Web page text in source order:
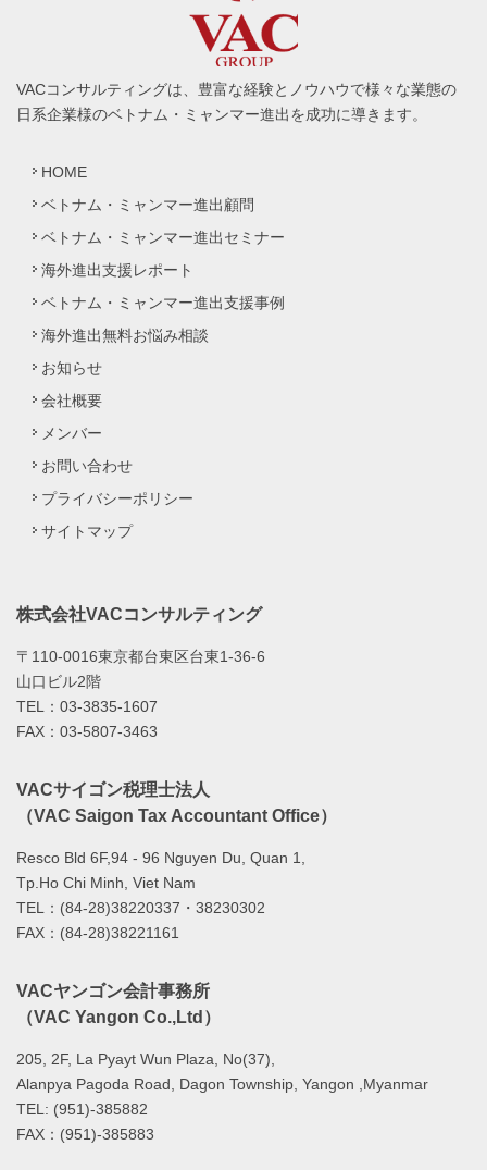
VACコンサルティングは、豊富な経験とノウハウで様々な業態の
日系企業様のベトナム・ミャンマー進出を成功に導きます。
HOME
ベトナム・ミャンマー進出顧問
ベトナム・ミャンマー進出セミナー
海外進出支援レポート
ベトナム・ミャンマー進出支援事例
海外進出無料お悩み相談
お知らせ
会社概要
メンバー
お問い合わせ
プライバシーポリシー
サイトマップ
株式会社VACコンサルティング
〒110-0016東京都台東区台東1-36-6
山口ビル2階
TEL：03-3835-1607
FAX：03-5807-3463
VACサイゴン税理士法人
（VAC Saigon Tax Accountant Office）
Resco Bld 6F,94 - 96 Nguyen Du, Quan 1,
Tp.Ho Chi Minh, Viet Nam
TEL：(84-28)38220337・38230302
FAX：(84-28)38221161
VACヤンゴン会計事務所
（VAC Yangon Co.,Ltd）
205, 2F, La Pyayt Wun Plaza, No(37),
Alanpya Pagoda Road, Dagon Township, Yangon ,Myanmar
TEL: (951)-385882
FAX：(951)-385883